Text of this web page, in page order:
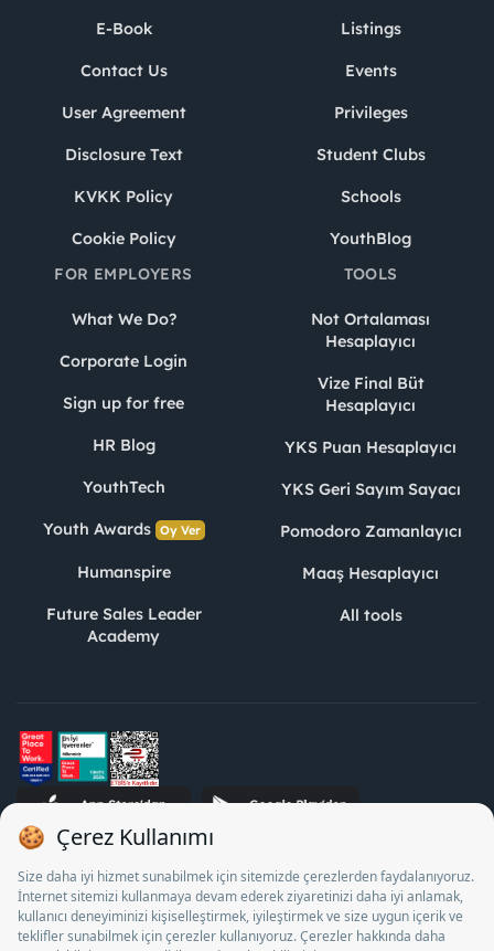
E-Book
Contact Us
User Agreement
Disclosure Text
KVKK Policy
Cookie Policy
Listings
Events
Privileges
Student Clubs
Schools
YouthBlog
FOR EMPLOYERS
What We Do?
Corporate Login
Sign up for free
HR Blog
YouthTech
Youth Awards Oy Ver
Humanspire
Future Sales Leader
Academy
TOOLS
Not Ortalaması
Hesaplayıcı
Vize Final Büt
Hesaplayıcı
YKS Puan Hesaplayıcı
YKS Geri Sayım Sayacı
Pomodoro Zamanlayıcı
Maaş Hesaplayıcı
All tools
STJ Human Resources Informatics and Consultancy Inc. as a
Private Employment Agency to operate between 13/05/2025 -
12/05/2028, Turkey Employment Agency by 18/04/2025 date